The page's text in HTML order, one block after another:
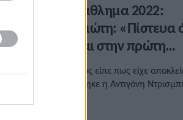
Πρωτάθλημα 2022:
Ντρισμπιώτη: «Πίστευα
να είμαι στην πρώτη
στα 20χλμ. βάδην!»
Κεφαλόπουλος είπε πως είχε
αλλά όχι όπως φάνηκε η Αντιγόνη
• 13:46